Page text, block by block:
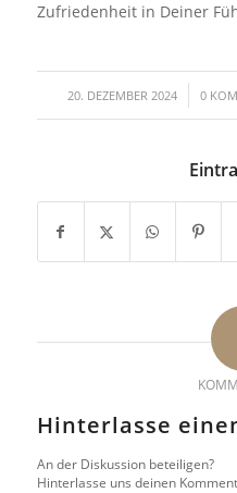
Zufriedenheit in Deiner
20. DEZEMBER 2024
/ 0 /
Hinterlasse
An der Diskussion beteiligen?
Hinterlasse uns deinen